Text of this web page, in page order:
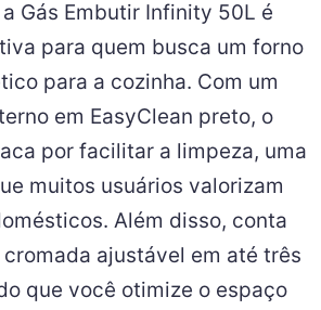
Gás Embutir Infinity 50L é
para quem busca um forno
para a cozinha. Com um
em EasyClean preto, o
por facilitar a limpeza, uma
muitos usuários valorizam
Além disso, conta
ajustável em até três
que você otimize o espaço